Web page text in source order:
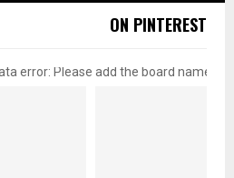
ON PINTEREST
error: Please add the board name